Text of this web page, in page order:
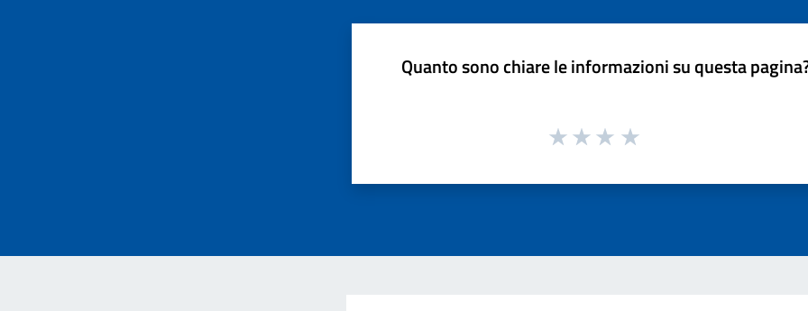
Quanto sono chiare le informazioni su questa